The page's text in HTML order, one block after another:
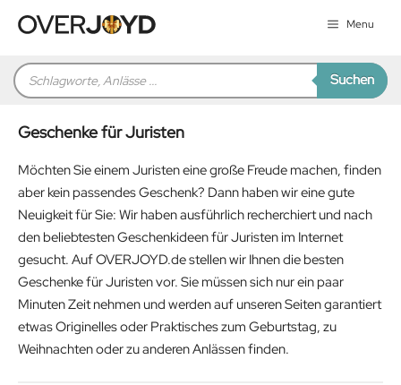
Inhalt
Menu
Products
search Suchen
Geschenke für Juristen
Möchten Sie einem Juristen eine große Freude machen, finden
aber kein passendes Geschenk? Dann haben wir eine gute
Neuigkeit für Sie: Wir haben ausführlich recherchiert und nach
den beliebtesten Geschenkideen für Juristen im Internet
gesucht. Auf OVERJOYD.de stellen wir Ihnen die besten
Geschenke für Juristen vor. Sie müssen sich nur ein paar
Minuten Zeit nehmen und werden auf unseren Seiten garantiert
etwas Originelles oder Praktisches zum Geburtstag, zu
Weihnachten oder zu anderen Anlässen finden.